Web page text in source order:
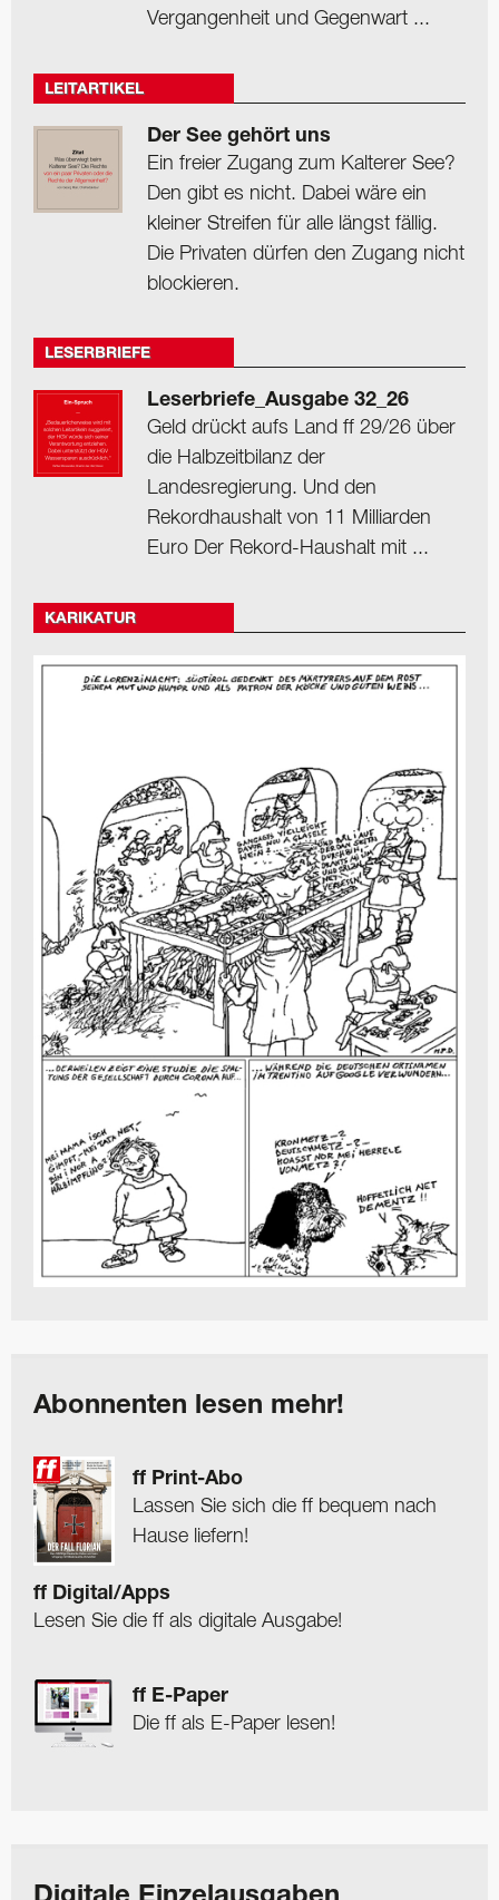
Vergangenheit und Gegenwart ...
LEITARTIKEL
Der See gehört uns
Ein freier Zugang zum Kalterer See?
Den gibt es nicht. Dabei wäre ein
kleiner Streifen für alle längst fällig.
Die Privaten dürfen den Zugang nicht
blockieren.
LESERBRIEFE
Leserbriefe_Ausgabe 32_26
Geld drückt aufs Land ff 29/26 über
die Halbzeitbilanz der
Landesregierung. Und den
Rekordhaushalt von 11 Milliarden
Euro Der Rekord-Haushalt mit ...
KARIKATUR
Abonnenten lesen mehr!
ff Print-Abo
Lassen Sie sich die ff bequem nach
Hause liefern!
ff Digital/Apps
Lesen Sie die ff als digitale Ausgabe!
ff E-Paper
Die ff als E-Paper lesen!